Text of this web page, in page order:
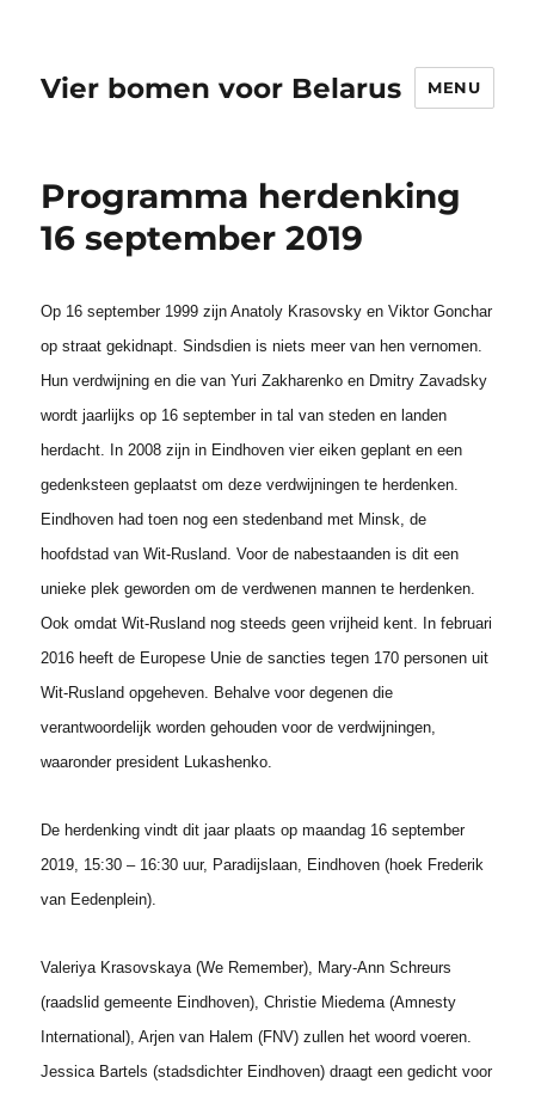
Vier bomen voor Belarus MENU
Programma herdenking
16 september 2019
Op 16 september 1999 zijn Anatoly Krasovsky en Viktor Gonchar
op straat gekidnapt.Sindsdien is niets meer van hen vernomen.
Hun verdwijning en die van YuriZakharenko en Dmitry Zavadsky
wordt jaarlijks op 16 september in tal van steden en landen
herdacht. In 2008 zijn in Eindhoven vier eiken geplant en een
gedenksteen geplaatst om dezeverdwijningen te herdenken.
Eindhoven had toen nog een stedenband met Minsk, de
hoofdstad van Wit-Rusland. Voor de nabestaanden is dit een
unieke plek gewordenom de verdwenen mannen te herdenken.
Ook omdat Wit-Rusland nog steeds geenvrijheid kent. In februari
2016 heeft de Europese Unie de sancties tegen 170 personen uit
Wit-Rusland opgeheven. Behalve voor degenen die
verantwoordelijk worden gehoudenvoor de verdwijningen,
waaronder president Lukashenko.
De herdenking vindt dit jaar plaats op maandag 16 september
2019, 15:30 – 16:30 uur, Paradijslaan, Eindhoven(hoek Frederik
van Eedenplein).
Valeriya Krasovskaya (We Remember), Mary-Ann Schreurs
(raadslid gemeente Eindhoven),Christie Miedema(Amnesty
International),Arjen van Halem(FNV) zullen het woord voeren.
Jessica Bartels(stadsdichter Eindhoven) draagt een gedicht voor